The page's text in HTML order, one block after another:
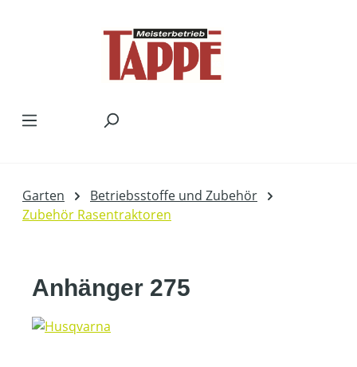
Garten
Betriebsstoffe und Zubehör
Zubehör Rasentraktoren
Anhänger 275